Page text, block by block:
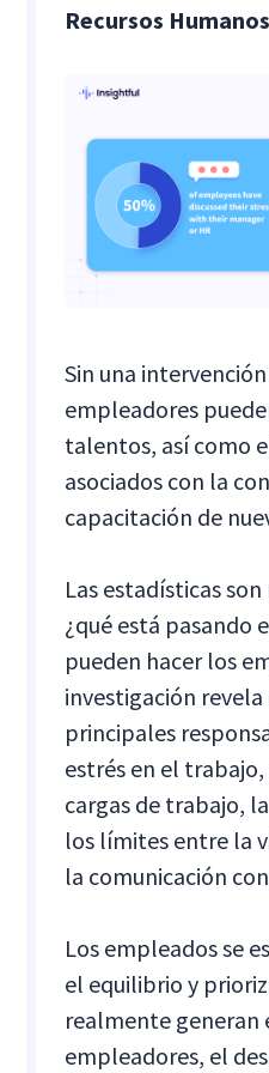
Recursos
Sin una
empleadores
talentos, así como
asociados con la
capacitación de
Las estadísticas
¿qué está pasando
pueden hacer los
investigación revela
principales
estrés en el
cargas de trabajo,
los límites entre la
la comunicación
Los empleados se
el equilibrio y
realmente generan
empleadores, el